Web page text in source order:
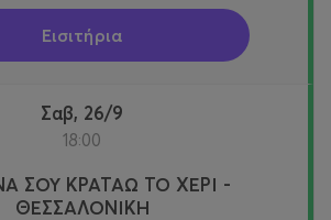
Εισιτήρια
Σαβ, 26/9
18:00
ΣΟΥ ΚΡΑΤΑΩ ΤΟ ΧΕΡΙ -
ΘΕΣΣΑΛΟΝΙΚΗ